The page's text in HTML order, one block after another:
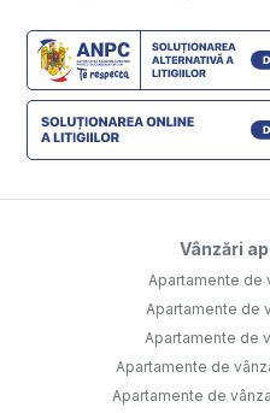
Vânzări
Apartamente de
Apartamente de
Apartamente de
Apartamente de
Apartamente de